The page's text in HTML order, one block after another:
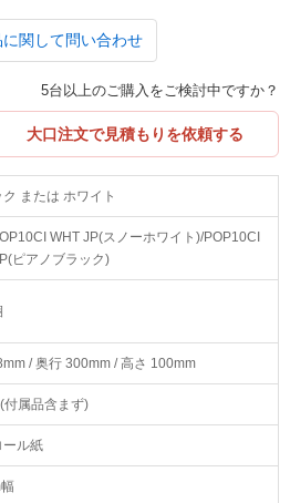
に関して問い合わせ
5台以上のご購入をご検討中ですか？
大口注文で見積もりを依頼する
ク または ホワイト
WHT JP(スノーホワイト)/POP10CI
ピアノブラック)
/ 奥行 300mm / 高さ 100mm
付属品含まず)
ール紙